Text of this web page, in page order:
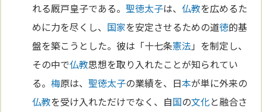
れる厩戸皇子である。聖徳太子は、仏教を広めるた
めに力を尽くし、 国家を安定させるための道徳的基
盤を築こうとした。彼は「十七条憲法 」を制定し、
その中で仏教思想を取り入れたことが知られてい
る。梅原は、聖徳太子の業績を、日本が単に外来の
仏教を受け入れただけでなく、自国の文化と融合さ